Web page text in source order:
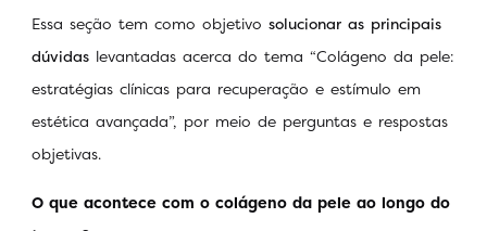
Essa seção tem como objetivo solucionar as principais
dúvidas levantadas acerca do tema “Colágeno da pele:
estratégias clínicas para recuperação e estímulo em
estética avançada”, por meio de perguntas e respostas
objetivas.
O que acontece com o colágeno da pele ao longo do